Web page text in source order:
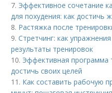
7. Эффективное сочетание
для похудения: как достичь
8. Растяжка после
9.Стретчинг: как
результаты тренировок
10. Эффективная программа
достичь своих целей
11. Как составить рабочую